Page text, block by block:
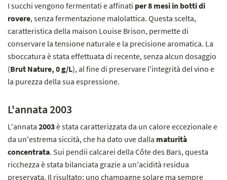
I succhi vengono fermentati e affinati per 8 mesi in botti di
rovere, senza fermentazione malolattica. Questa scelta,
caratteristica della maison Louise Brison, permette di
conservare la tensione naturale e la precisione aromatica. La
sboccatura è stata effettuata di recente, senza alcun dosaggio
(Brut Nature, 0 g/L), al fine di preservare l'integrità del vino e
la purezza della sua espressione.
L'annata 2003
L'annata 2003è stata caratterizzata da un calore eccezionale e
da un'estrema siccità, che ha dato uve dalla maturità
concentrata. Sui pendii calcarei della Côte des Bars, questa
ricchezza è stata bilanciata grazie a un'acidità residua
preservata. Il risultato: uno champagne solare ma sempre